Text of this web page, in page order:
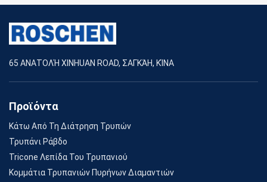
65 ΑΝΑΤΟΛΉ XINHUAN ROAD, ΣΑΓΚΆΗ, ΚΊΝΑ
Προϊόντα
Κάτω Από Τη Διάτρηση Τρυπών
Τρυπάνι Ράβδο
Tricone Λεπίδα Του Τρυπανιού
Κομμάτια Τρυπανιών Πυρήνων Διαμαντιών